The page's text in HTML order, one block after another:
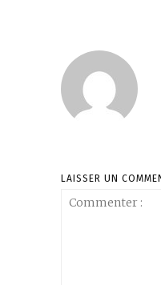
LAISSER UN